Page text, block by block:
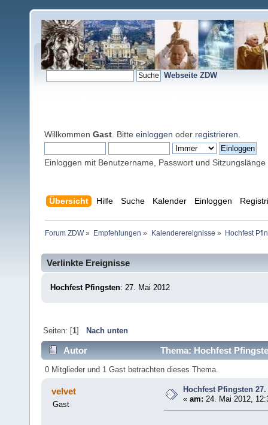
Webseite ZDW
Willkommen Gast . Bitte einloggen oder registrieren
Einloggen mit Benutzername, Passwort und Sitzungslänge
Übersicht Hilfe Suche Kalender Einloggen
Forum ZDW» Empfehlungen » Kalenderereignisse » Hochfest
Verlinkte Ereignisse
Hochfest Pfingsten: 27. Mai 2012
Seiten: [1] Nach unten
Autor Thema: Hochfest
0 Mitglieder und 1 Gast betrachten dieses Thema.
velvet
Gast
Hochfest Pfingsten
«am: 24. Mai 2012,